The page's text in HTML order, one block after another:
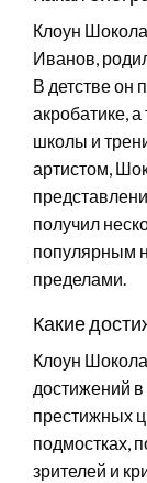
Клоун
Иванов,
В детстве он
акробатике,
школы и
артистом,
получил
популярным
пределами.
Какие
Клоун
достижений
престижных
подмостках,
зрителей и